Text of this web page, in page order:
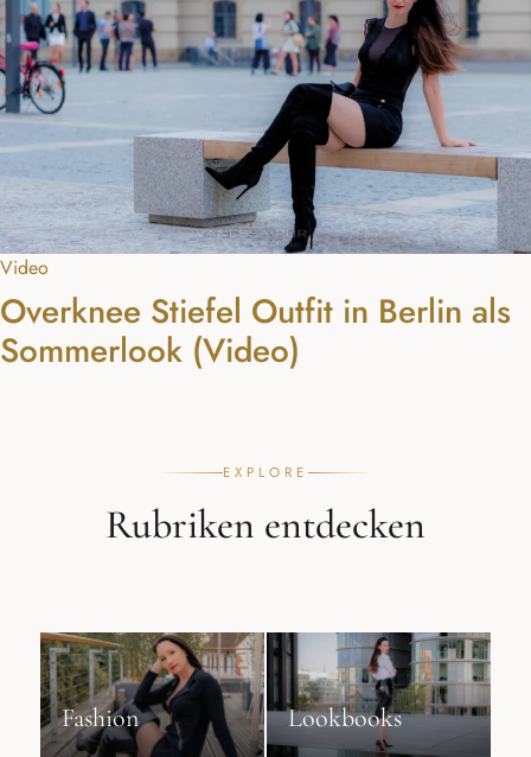
Video
Overknee Stiefel Outfit in Berlin als
Sommerlook (Video)
EXPLORE
Rubriken entdecken
Fashion Lookbooks